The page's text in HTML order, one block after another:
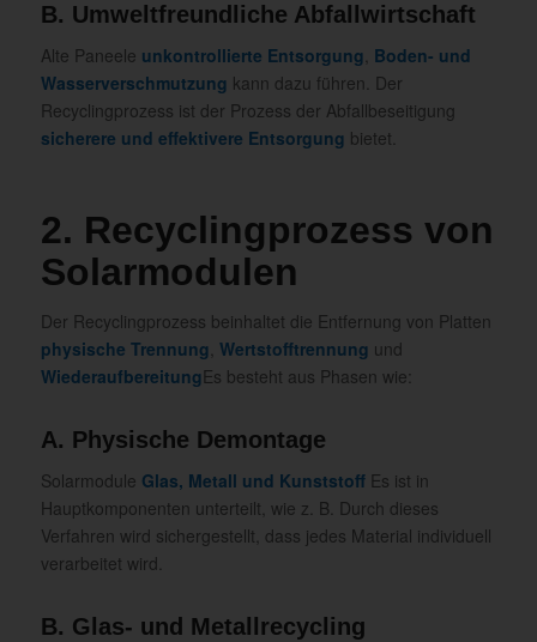
B. Umweltfreundliche Abfallwirtschaft
Alte Paneele unkontrollierte Entsorgung, Boden- und
Wasserverschmutzung kann dazu führen. Der
Recyclingprozess ist der Prozess der Abfallbeseitigung
sicherere und effektivere Entsorgung bietet.
2. Recyclingprozess von
Solarmodulen
Der Recyclingprozess beinhaltet die Entfernung von Platten
physische Trennung, Wertstofftrennung und
WiederaufbereitungEs besteht aus Phasen wie:
A. Physische Demontage
Solarmodule Glas, Metall und KunststoffEs ist in
Hauptkomponenten unterteilt, wie z. B. Durch dieses
Verfahren wird sichergestellt, dass jedes Material individuell
verarbeitet wird.
B. Glas- und Metallrecycling